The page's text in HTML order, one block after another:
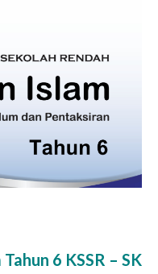
6 KSSR – SK